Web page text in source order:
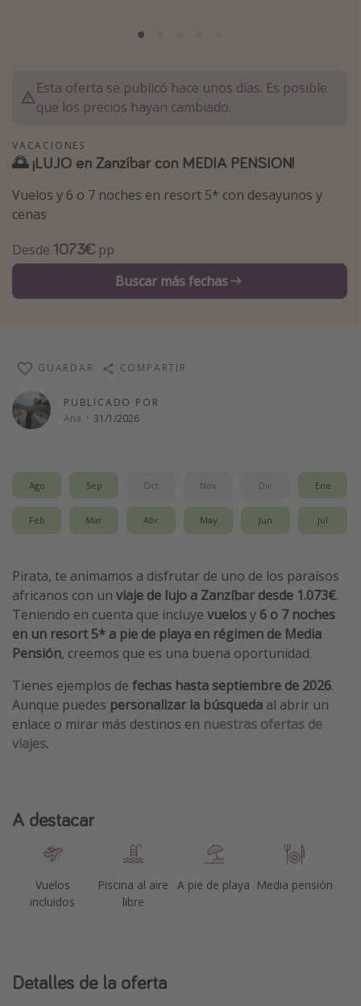
Tailandia
Albania
Inspiración para viajes
Glamping
Viajar sola como mujer
Viajes para singles
Escapadas románticas
Más temas
Trabajar en el extranjero
Cruceros por el Mediterráneo
Guía de equipaje de mano
Parques de atracciones
Viaja con musicales
El Rey León el musical
Harry Potter en Londres y otros destinos
Eventos deportivos
Esta oferta se publicó hace unos días. Es posible
que los precios hayan cambiado.
VACACIONES
🌅 ¡LUJO en Zanzíbar con MEDIA PENSIÓN!
Vuelos y 6 o 7 noches en resort 5* con desayunos y
cenas
Desde 1073€ pp
Buscar más fechas
PUBLICADO POR
Ana · 31/1/2026
GUARDAR COMPARTIR
Ago Sep Oct Nov Dic Ene
Feb Mar Abr May Jun Jul
Pirata, te animamos a disfrutar de uno de los paraísos
africanos con un viaje de lujo a Zanzíbar desde 1.073€.
Teniendo en cuenta que incluye vuelosy 6 o 7 noches
en un resort 5* a pie de playa en régimen de Media
Pensión, creemos que es una buena oportunidad.
Tienes ejemplos de fechas hasta septiembre de 2026.
Aunque puedes personalizar la búsqueda al abrir un
enlace o mirar más destinos en nuestras ofertas de
viajes.
A destacar
Vuelos
incluidos
Piscina al aire
libre
A pie de playa Media pensión
Detalles de la oferta